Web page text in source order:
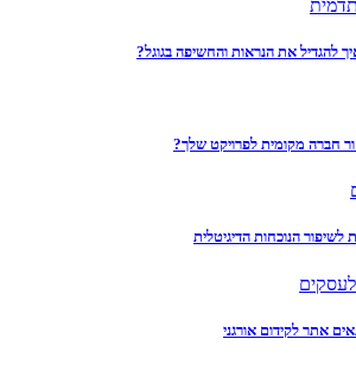
להגדיל את הנראות והחשיפה בגוגל?
חברה מקומית לפרויקט שלך?
לשיפור הנוכחות הדיגיטלית
אתר לקידום אורגני